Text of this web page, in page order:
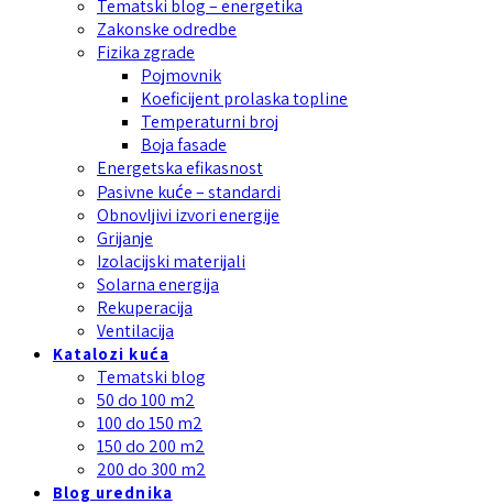
Tematski blog – energetika
Zakonske odredbe
Fizika zgrade
Pojmovnik
Koeficijent prolaska topline
Temperaturni broj
Boja fasade
Energetska efikasnost
Pasivne kuće – standardi
Obnovljivi izvori energije
Grijanje
Izolacijski materijali
Solarna energija
Rekuperacija
Ventilacija
Katalozi kuća
Tematski blog
50 do 100 m2
100 do 150 m2
150 do 200 m2
200 do 300 m2
Blog urednika